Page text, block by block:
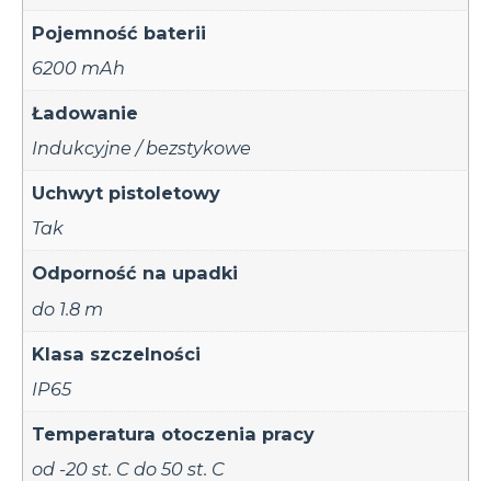
Pojemność baterii
6200 mAh
Ładowanie
Indukcyjne / bezstykowe
Uchwyt pistoletowy
Tak
Odporność na upadki
do 1.8 m
Klasa szczelności
IP65
Temperatura otoczenia pracy
od -20 st. C do 50 st. C